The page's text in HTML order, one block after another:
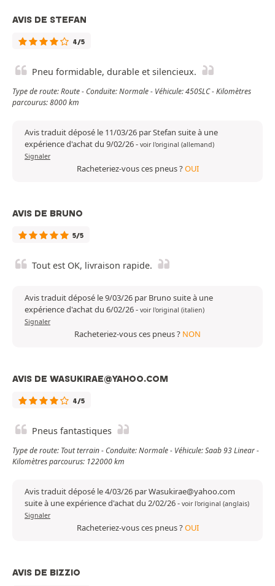
AVIS DE STEFAN
4/5
Pneu formidable, durable et silencieux.
Type de route: Route - Conduite: Normale - Véhicule: 450SLC - Kilomètres
parcourus: 8000 km
Avis traduit déposé le 11/03/26 par Stefan suite à une
expérience d'achat du 9/02/26- voir l'original (allemand)
Signaler
Racheteriez-vous ces pneus ?OUI
AVIS DE BRUNO
5/5
Tout est OK, livraison rapide.
Avis traduit déposé le 9/03/26 par Bruno suite à une
expérience d'achat du 6/02/26- voir l'original (italien)
Signaler
Racheteriez-vous ces pneus ? NON
AVIS DE WASUKIRAE@YAHOO.COM
4/5
Pneus fantastiques
Type de route: Tout terrain - Conduite: Normale - Véhicule: Saab 93 Linear -
Kilomètres parcourus: 122000 km
Avis traduit déposé le 4/03/26 par Wasukirae@yahoo.com
suite à une expérience d'achat du 2/02/26- voir l'original (anglais)
Signaler
Racheteriez-vous ces pneus ?OUI
AVIS DE BIZZIO